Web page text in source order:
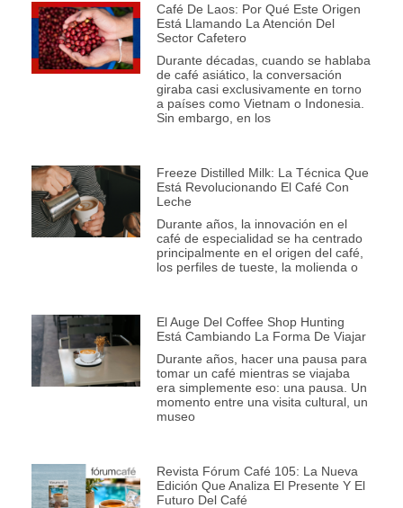
Café De Laos: Por Qué Este Origen
Está Llamando La Atención Del
Sector Cafetero
Durante décadas, cuando se hablaba
de café asiático, la conversación
giraba casi exclusivamente en torno
a países como Vietnam o Indonesia.
Sin embargo, en los
Freeze Distilled Milk: La Técnica Que
Está Revolucionando El Café Con
Leche
Durante años, la innovación en el
café de especialidad se ha centrado
principalmente en el origen del café,
los perfiles de tueste, la molienda o
El Auge Del Coffee Shop Hunting
Está Cambiando La Forma De Viajar
Durante años, hacer una pausa para
tomar un café mientras se viajaba
era simplemente eso: una pausa. Un
momento entre una visita cultural, un
museo
Revista Fórum Café 105: La Nueva
Edición Que Analiza El Presente Y El
Futuro Del Café